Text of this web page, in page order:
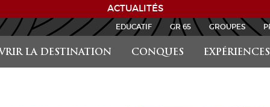
ACTUALITÉS
LA DESTINATION CONQUES EXPÉRIENCES
EDUCATIF GR 65 GROUPES